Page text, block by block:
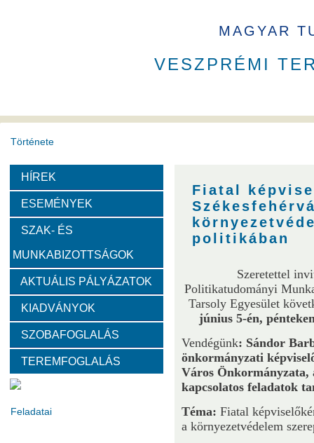
MAGYAR
VESZPRÉMI
Története
A VEAB története
Díjak
Emlékérem
Szervezeti felépítése
Választott vezetők
Tanácskozási jogú tagok SZMSZ Testületek
Feladatai
HÍREK
ESEMÉNYEK
SZAK- ÉS
MUNKABIZOTTSÁGOK
AKTUÁLIS PÁLYÁZATOK
KIADVÁNYOK
SZOBAFOGLALÁS
TEREMFOGLALÁS
Fiatal
politikában
Szeretettel
Politikatudományi
Tarsoly Egyesület
június 5-én,
Vendégünk: Sándor
önkormányzati
Város Önkormányzata,
kapcsolatos feladatok
Téma: Fiatal
a környezetvédelem